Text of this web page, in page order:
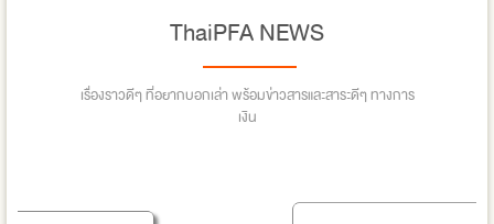
ThaiPFA NEWS
เรื่องราวดีๆ ที่อยากบอกเล่า พร้อมข่าวสารและสาระดีๆ ทางการ
เงิน